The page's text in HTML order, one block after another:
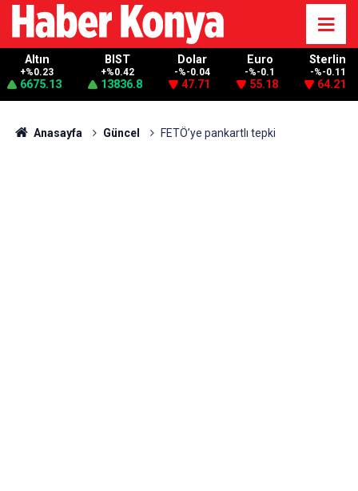
Altın
+%0.23
6675.13
BIST
+%0.42
13836.8
Dolar
-%-0.04
47.71
Euro
-%-0.1
55.18
Sterlin
-%-0.11
64.21
Anasayfa Güncel FETÖ’ye pankartlı tepki